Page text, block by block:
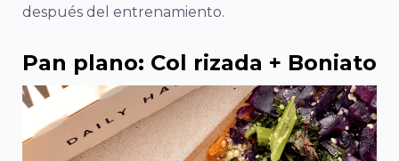
después del entrenamiento.
Pan plano: Col rizada + Boniato